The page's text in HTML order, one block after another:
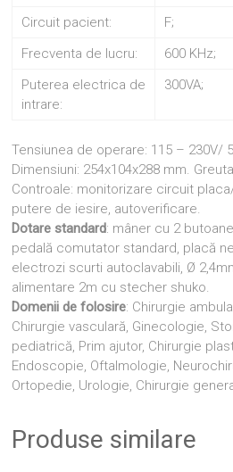
Circuit pacient: F;
Frecventa de lucru:
600 KHz;
Puterea electrica de
intrare:
300VA;
Tensiunea de operare: 115 – 230V/
Dimensiuni: 254x104x288 mm.
Controale: monitorizare circuit
putere de iesire, autoverificare.
Dotare standard: mâner cu 2
pedală comutator standard, placă
electrozi scurti autoclavabili, Ø
alimentare 2m cu stecher shuko.
Domenii de folosire: Chirurgie
Chirurgie vasculară, Ginecologie,
pediatrică, Prim ajutor, Chirurgie
Endoscopie, Oftalmologie,
Ortopedie, Urologie, Chirurgie
Produse similare